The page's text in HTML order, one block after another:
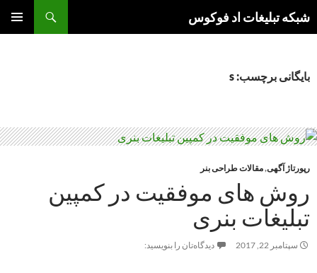
شبکه تبلیغات اد فوکوس
بایگانی برچسب: s
رپورتاژ آگهی,مقالات طراحی بنر
روش های موفقیت در کمپین
تبلیغات بنری
سپتامبر 22, 2017 دیدگاه‌تان را بنویسید: